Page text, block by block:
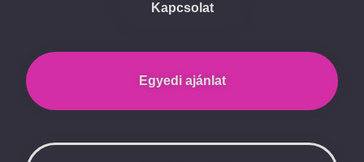
Kapcsolat
Egyedi ajánlat